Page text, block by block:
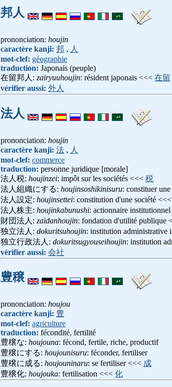
邦人
prononciation: houjin
caractère kanji: 邦 , 人
mot-clef: géographie
traduction: Japonais (peuple)
在留邦人: zairyuuhoujin: résident japonais <<< 在留
vérifier aussi: 外人
法人
prononciation: houjin
caractère kanji: 法 , 人
mot-clef: commerce
traduction: personne juridique [morale]
法人税: houjinzei: impôt sur les sociétés <<< 税
法人組織にする: houjinsoshikinisuru: constituer
法人設定: houjinsettei: constitution d'une société <<<
法人株主: houjinkabunushi: actionnaire
財団法人: zaidanhoujin: fondation d'utilité publique
独立法人: dokuritsuhoujin: institution administrative
独立行政法人: dokuritsugyouseihoujin: institution
vérifier aussi: 会社
豊穣
prononciation: houjou
caractère kanji: 豊
mot-clef: agriculture
traduction: fécondité, fertilité
豊穣な: houjouna: fécond, fertile, riche, productif
豊穣にする: houjounisuru: féconder, fertiliser
豊穣に成る: houjouninaru: se fertiliser <<< 成
豊穣化: houjouka: fertilisation <<< 化